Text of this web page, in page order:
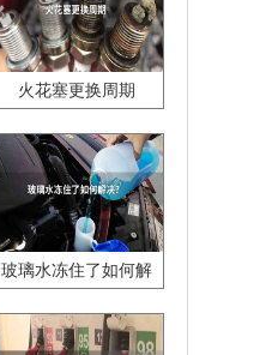
火花塞更换周期
玻璃水冻住了如何解